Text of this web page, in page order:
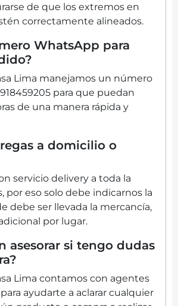
de que los extremos en
correctamente alineados.
WhatsApp para
Lima manejamos un número
para que puedan
de una manera rápida y
a domicilio o
servicio delivery a toda la
por eso solo debe indicarnos la
debe ser llevada la mercancía,
por lugar.
asesorar si tengo dudas
Lima contamos con agentes
ayudarte a aclarar cualquier